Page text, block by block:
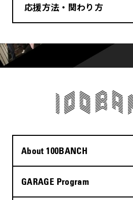
応援方法・関わり方
About 100BANCH
GARAGE Program